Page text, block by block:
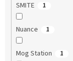
SMITE 1
Nuance 1
Mog Station 1